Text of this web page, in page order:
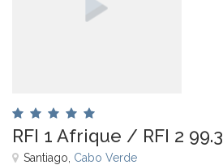
RFI 1 Afrique / RFI 2 99.3
Santiago, Cabo Verde